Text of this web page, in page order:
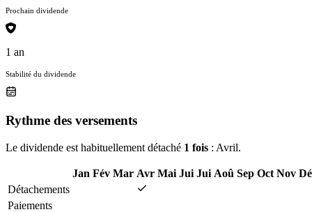
Prochain dividende
1 an
Stabilité du dividende
Rythme des versements
Le dividende est habituellement détaché 1 fois : Avril.
Jan Fév Mar Avr Mai Jui Jui Aoû Sep Oct Nov
Détachements
Paiements